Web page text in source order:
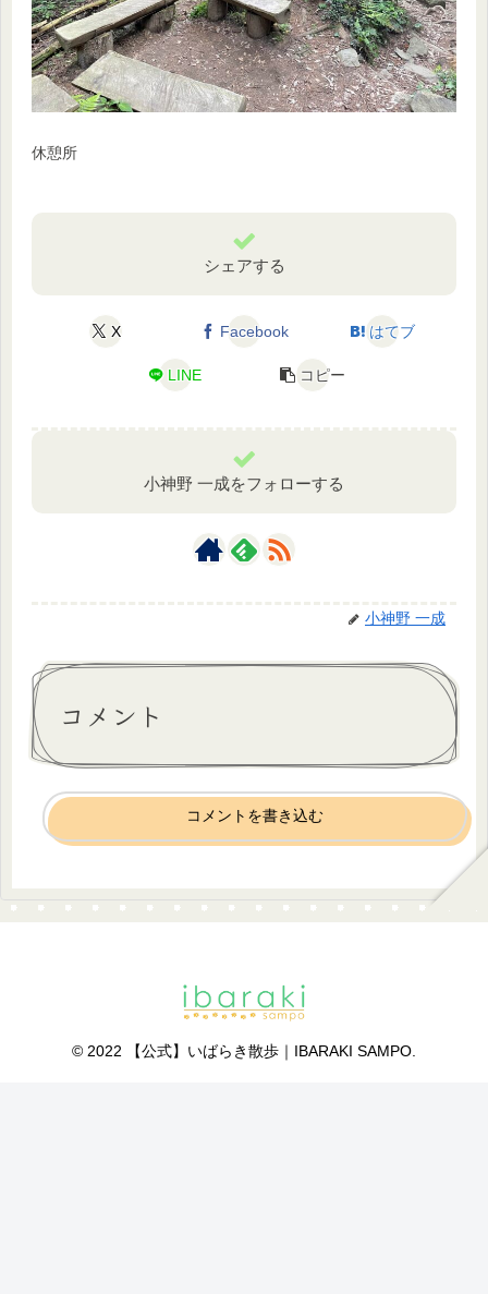
休憩所
シェアする
X Facebook はてブ
LINE コピー
小神野 一成をフォローする
小神野 一成
コメント
コメントを書き込む
© 2022 【公式】いばらき散歩｜IBARAKI SAMPO.